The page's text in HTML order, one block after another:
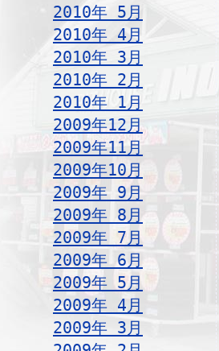
2010年 5月
2010年 4月
2010年 3月
2010年 2月
2010年 1月
2009年12月
2009年11月
2009年10月
2009年 9月
2009年 8月
2009年 7月
2009年 6月
2009年 5月
2009年 4月
2009年 3月